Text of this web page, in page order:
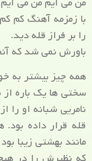
با زمزمه آهنگ کم
را بر فراز قله دید.
باورش نمی شد که
همه چیز بیشتر به
سختی ها یک باره از
نامریی شبانه او را
قله قرار داده
مانند بهشتی زیبا